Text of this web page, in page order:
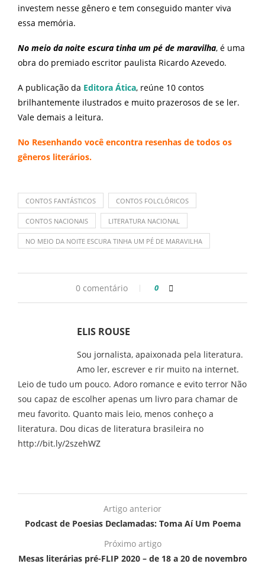
investem nesse gênero e tem conseguido manter viva
essa memória.
No meio da noite escura tinha um pé de maravilha, é uma
obra do premiado escritor paulista Ricardo Azevedo.
A publicação da Editora Ática, reúne 10 contos
brilhantemente ilustrados e muito prazerosos de se ler.
Vale demais a leitura.
No Resenhando você encontra resenhas de todos os
gêneros literários.
CONTOS FANTÁSTICOS CONTOS FOLCLÓRICOS
CONTOS NACIONAIS LITERATURA NACIONAL
NO MEIO DA NOITE ESCURA TINHA UM PÉ DE MARAVILHA
0 comentário 0
ELIS ROUSE
Sou jornalista, apaixonada pela literatura.
Amo ler, escrever e rir muito na internet.
Leio de tudo um pouco. Adoro romance e evito terror Não
sou capaz de escolher apenas um livro para chamar de
meu favorito. Quanto mais leio, menos conheço a
literatura. Dou dicas de literatura brasileira no
http://bit.ly/2szehWZ
Artigo anterior
Podcast de Poesias Declamadas: Toma Aí Um Poema
Próximo artigo
Mesas literárias pré-FLIP 2020 – de 18 a 20 de novembro